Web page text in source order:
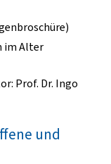
im Alter
Prof. Dr. Ingo
und